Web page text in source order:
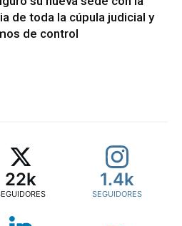
de toda la cúpula judicial y
de control
22k 1.4k
SEGUIDORES